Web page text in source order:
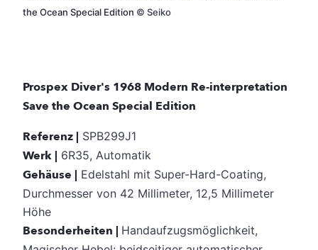
the Ocean Special Edition © Seiko
Prospex Diver's 1968 Modern Re-interpretation
Save the Ocean Special Edition
Referenz | SPB299J1
Werk | 6R35, Automatik
Gehäuse | Edelstahl mit Super-Hard-Coating,
Durchmesser von 42 Millimeter, 12,5 Millimeter
Höhe
Besonderheiten | Handaufzugsmöglichkeit,